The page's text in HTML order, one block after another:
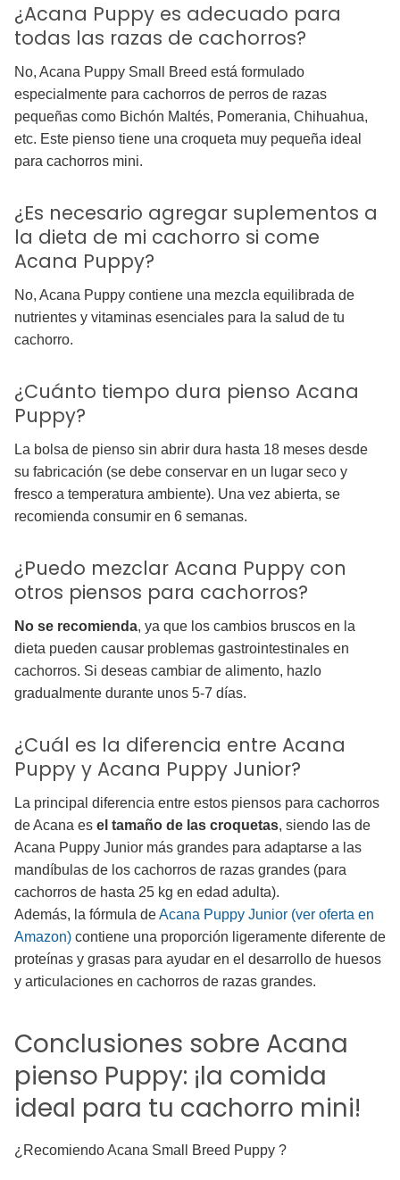
¿Acana Puppy es adecuado para
todas las razas de cachorros?
No, Acana Puppy Small Breed está formulado
especialmente para cachorros de perros de razas
pequeñas como Bichón Maltés, Pomerania, Chihuahua,
etc. Este pienso tiene una croqueta muy pequeña ideal
para cachorros mini.
¿Es necesario agregar suplementos a
la dieta de mi cachorro si come
Acana Puppy?
No, Acana Puppy contiene una mezcla equilibrada de
nutrientes y vitaminas esenciales para la salud de tu
cachorro.
¿Cuánto tiempo dura pienso Acana
Puppy?
La bolsa de pienso sin abrir dura hasta 18 meses desde
su fabricación (se debe conservar en un lugar seco y
fresco a temperatura ambiente). Una vez abierta, se
recomienda consumir en 6 semanas.
¿Puedo mezclar Acana Puppy con
otros piensos para cachorros?
No se recomienda, ya que los cambios bruscos en la
dieta pueden causar problemas gastrointestinales en
cachorros. Si deseas cambiar de alimento, hazlo
gradualmente durante unos 5-7 días.
¿Cuál es la diferencia entre Acana
Puppy y Acana Puppy Junior?
La principal diferencia entre estos piensos para cachorros
de Acana es el tamaño de las croquetas, siendo las de
Acana Puppy Junior más grandes para adaptarse a las
mandíbulas de los cachorros de razas grandes (para
cachorros de hasta 25 kg en edad adulta).
Además, la fórmula deAcana Puppy Junior (ver oferta en
Amazon) contiene una proporción ligeramente diferente de
proteínas y grasas para ayudar en el desarrollo de huesos
y articulaciones en cachorros de razas grandes.
Conclusiones sobre Acana
pienso Puppy: ¡la comida
ideal para tu cachorro mini!
¿Recomiendo Acana Small Breed Puppy ?